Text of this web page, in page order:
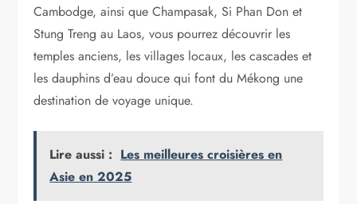
Cambodge, ainsi que Champasak, Si Phan Don et
Stung Treng au Laos, vous pourrez découvrir les
temples anciens, les villages locaux, les cascades et
les dauphins d’eau douce qui font du Mékong une
destination de voyage unique.
Lire aussi : Les meilleures croisières en
Asie en 2025